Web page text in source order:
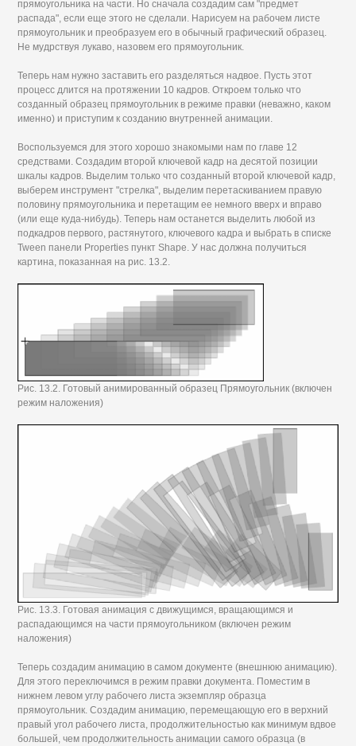
прямоугольника на части. Но сначала создадим сам "предмет
распада", если еще этого не сделали. Нарисуем на рабочем листе
прямоугольник и преобразуем его в обычный графический образец.
Не мудрствуя лукаво, назовем его прямоугольник.
Теперь нам нужно заставить его разделяться надвое. Пусть этот
процесс длится на протяжении 10 кадров. Откроем только что
созданный образец прямоугольник в режиме правки (неважно, каком
именно) и приступим к созданию внутренней анимации.
Воспользуемся для этого хорошо знакомыми нам по главе 12
средствами. Создадим второй ключевой кадр на десятой позиции
шкалы кадров. Выделим только что созданный второй ключевой кадр,
выберем инструмент "стрелка", выделим перетаскиванием правую
половину прямоугольника и перетащим ее немного вверх и вправо
(или еще куда-нибудь). Теперь нам останется выделить любой из
подкадров первого, растянутого, ключевого кадра и выбрать в списке
Tween панели Properties пункт Shape. У нас должна получиться
картина, показанная на рис. 13.2.
Рис. 13.2. Готовый анимированный образец Прямоугольник (включен
режим наложения)
Рис. 13.3. Готовая анимация с движущимся, вращающимся и
распадающимся на части прямоугольником (включен режим
наложения)
Теперь создадим анимацию в самом документе (внешнюю анимацию).
Для этого переключимся в режим правки документа. Поместим в
нижнем левом углу рабочего листа экземпляр образца
прямоугольник. Создадим анимацию, перемещающую его в верхний
правый угол рабочего листа, продолжительностью как минимум вдвое
большей, чем продолжительность анимации самого образца (в